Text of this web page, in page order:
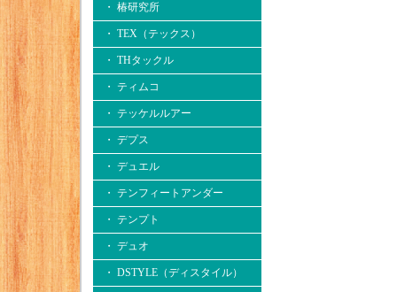
・ 椿研究所
・ TEX（テックス）
・ THタックル
・ ティムコ
・ テッケルルアー
・ デプス
・ デュエル
・ テンフィートアンダー
・ テンプト
・ デュオ
・ DSTYLE（ディスタイル）